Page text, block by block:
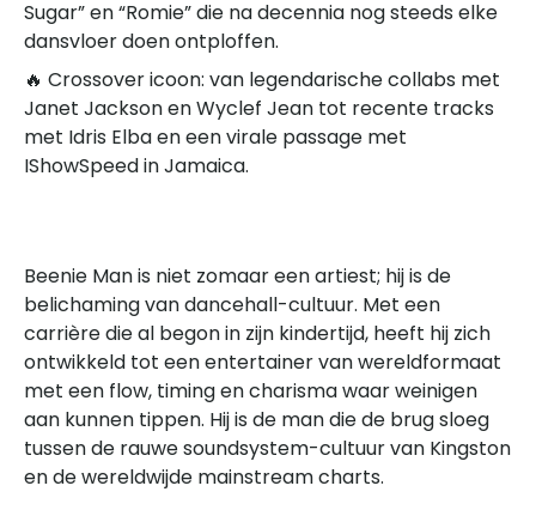
Sugar” en “Romie” die na decennia nog steeds elke
dansvloer doen ontploffen.
🔥 Crossover icoon: van legendarische collabs met
Janet Jackson en Wyclef Jean tot recente tracks
met Idris Elba en een virale passage met
IShowSpeed in Jamaica.
Beenie Man is niet zomaar een artiest; hij is de
belichaming van dancehall-cultuur. Met een
carrière die al begon in zijn kindertijd, heeft hij zich
ontwikkeld tot een entertainer van wereldformaat
met een flow, timing en charisma waar weinigen
aan kunnen tippen. Hij is de man die de brug sloeg
tussen de rauwe soundsystem-cultuur van Kingston
en de wereldwijde mainstream charts.